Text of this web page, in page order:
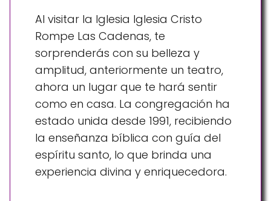
Al visitar la Iglesia Iglesia Cristo
Rompe Las Cadenas, te
sorprenderás con su belleza y
amplitud, anteriormente un teatro,
ahora un lugar que te hará sentir
como en casa. La congregación ha
estado unida desde 1991, recibiendo
la enseñanza bíblica con guía del
espíritu santo, lo que brinda una
experiencia divina y enriquecedora.